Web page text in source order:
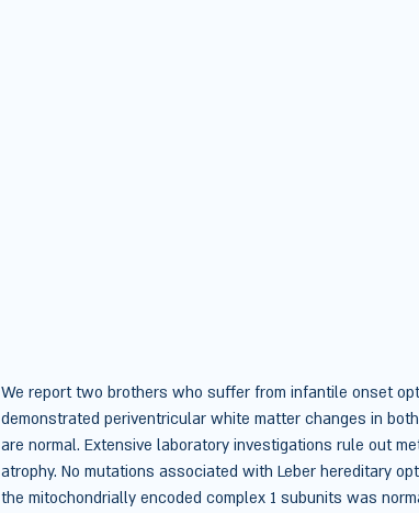
We report two brothers who suffer from infantile onset
demonstrated periventricular white matter changes in
are normal. Extensive laboratory investigations rule out
atrophy. No mutations associated with Leber hereditary
the mitochondrially encoded complex 1 subunits was